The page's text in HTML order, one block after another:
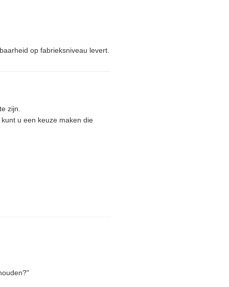
op fabrieksniveau levert.
zijn.
u een keuze maken die